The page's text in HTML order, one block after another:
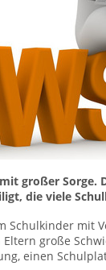
großer Sorge.
die viele
Schulkinder mit
große
einen